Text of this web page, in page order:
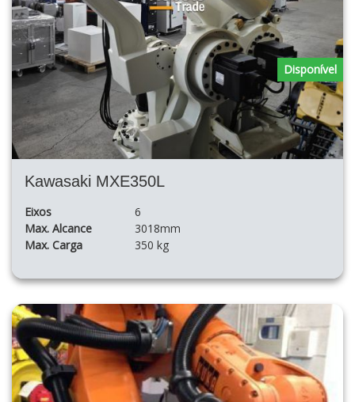
Kawasaki MXE350L
Eixos
6
Max. Alcance
3018mm
Max. Carga
350 kg
Disponível